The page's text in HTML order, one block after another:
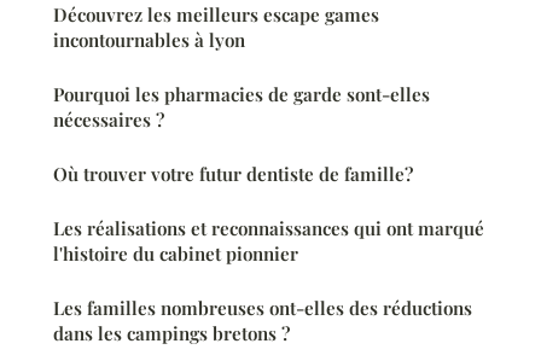
Découvrez les meilleurs escape games
incontournables à lyon
Pourquoi les pharmacies de garde sont-elles
nécessaires ?
Où trouver votre futur dentiste de famille?
Les réalisations et reconnaissances qui ont marqué
l'histoire du cabinet pionnier
Les familles nombreuses ont-elles des réductions
dans les campings bretons ?